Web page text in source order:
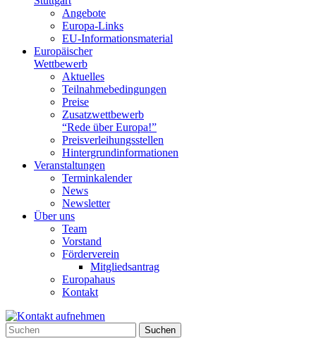
Angebote
Europa-Links
EU-Informationsmaterial
Europäischer
Wettbewerb
Aktuelles
Teilnahme­bedingungen
Preise
Zusatzwettbewerb
“Rede über Europa!”
Preisverleihungsstellen
Hintergrundinformationen
Veranstaltungen
Terminkalender
News
Newsletter
Über uns
Team
Vorstand
Förderverein
Mitgliedsantrag
Europahaus
Kontakt
Suchen